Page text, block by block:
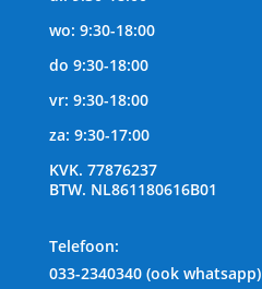
wo: 9:30-18:00
do 9:30-18:00
vr: 9:30-18:00
za: 9:30-17:00
KVK. 77876237
BTW. NL861180616B01
Telefoon:
033-2340340 (ook whatsapp)